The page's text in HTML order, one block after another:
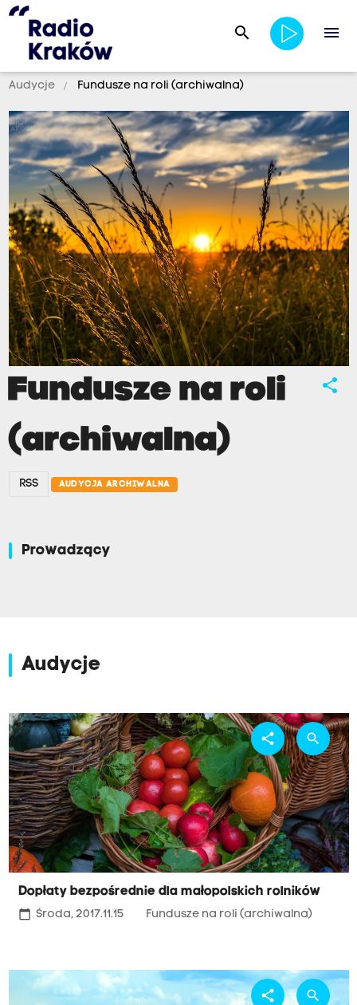
search menu
Audycje Fundusze na roli (archiwalna)
share
Fundusze na roli
(archiwalna)
RSS AUDYCJA ARCHIWALNA
Prowadzący
Audycje
Dopłaty bezpośrednie dla małopolskich rolników
calendar_today Środa, 2017.11.15 Fundusze na roli (archiwalna)
share search
share search